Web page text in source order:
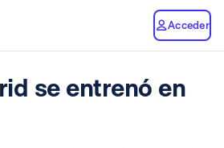
Acceder
se entrenó en